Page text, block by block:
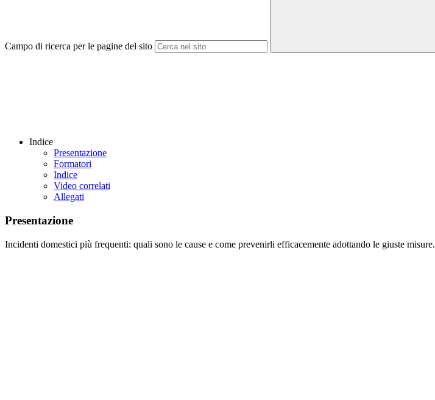
Campo di ricerca per le pagine del sito
Indice
Presentazione
Formatori
Indice
Video correlati
Allegati
Presentazione
Incidenti domestici più frequenti: quali sono le cause e come prevenirli efficacemente adottando le giuste misure.